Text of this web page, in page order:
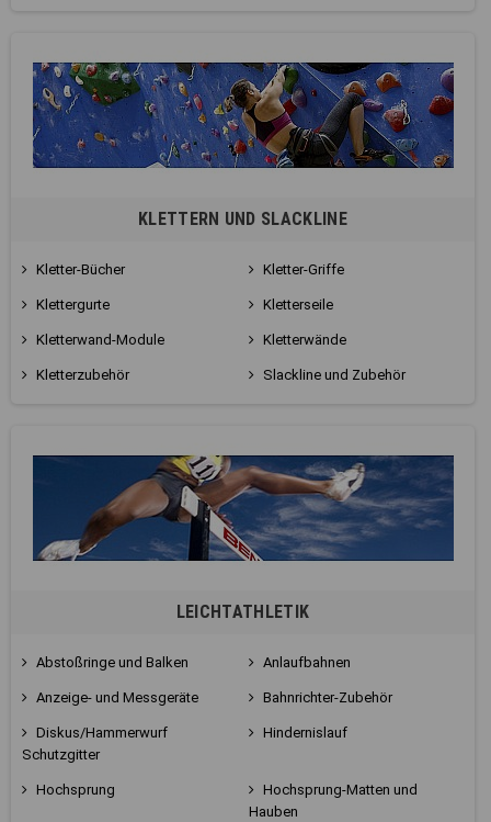
KLETTERN UND SLACKLINE
Kletter-Bücher Kletter-Griffe
Klettergurte Kletterseile
Kletterwand-Module Kletterwände
Kletterzubehör Slackline und Zubehör
LEICHTATHLETIK
Abstoßringe und Balken Anlaufbahnen
Anzeige- und Messgeräte Bahnrichter-Zubehör
Diskus/Hammerwurf
Schutzgitter
Hindernislauf
Hochsprung
Hochsprung-Matten und
Hauben